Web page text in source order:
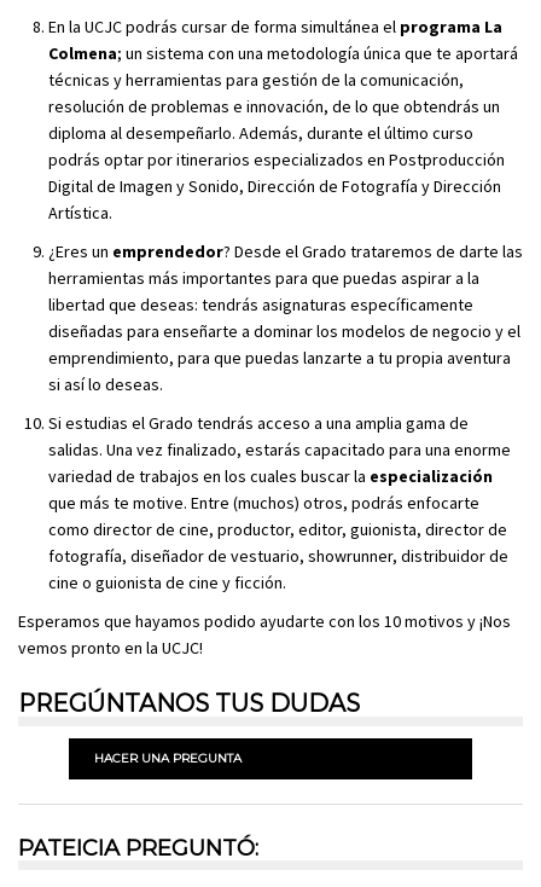
En la UCJC podrás cursar de forma simultánea el programa La
Colmena; un sistema con una metodología única que te aportará
técnicas y herramientas para gestión de la comunicación,
resolución de problemas e innovación, de lo que obtendrás un
diploma al desempeñarlo. Además, durante el último curso
podrás optar por itinerarios especializados en Postproducción
Digital de Imagen y Sonido, Dirección de Fotografía y Dirección
Artística.
¿Eres un emprendedor? Desde el Grado trataremos de darte las
herramientas más importantes para que puedas aspirar a la
libertad que deseas: tendrás asignaturas específicamente
diseñadas para enseñarte a dominar los modelos de negocio y el
emprendimiento, para que puedas lanzarte a tu propia aventura
si así lo deseas.
Si estudias el Grado tendrás acceso a una amplia gama de
salidas. Una vez finalizado, estarás capacitado para una enorme
variedad de trabajos en los cuales buscar la especialización
que más te motive. Entre (muchos) otros, podrás enfocarte
como director de cine, productor, editor, guionista, director de
fotografía, diseñador de vestuario, showrunner, distribuidor de
cine o guionista de cine y ficción.
Esperamos que hayamos podido ayudarte con los 10 motivos y ¡Nos
vemos pronto en la UCJC!
PREGÚNTANOS TUS DUDAS
HACER UNA PREGUNTA
PATEICIA PREGUNTÓ: